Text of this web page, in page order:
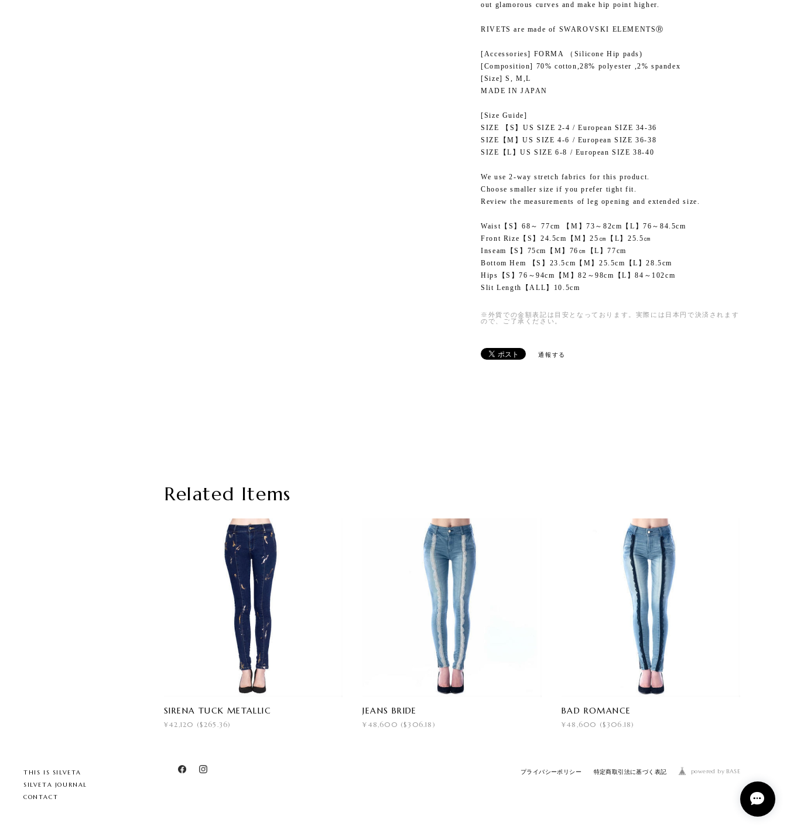
THIS IS SILVETA
SILVETA JOURNAL
CONTACT
out glamorous curves and make hip point higher.
RIVETS are made of SWAROVSKI ELEMENTSⓇ
[Accessories] FORMA （Silicone Hip pads)
[Composition] 70% cotton,28% polyester ,2% spandex
[Size] S, M,L
MADE IN JAPAN
[Size Guide]
SIZE 【S】US SIZE 2-4 / European SIZE 34-36
SIZE【M】US SIZE 4-6 / European SIZE 36-38
SIZE【L】US SIZE 6-8 / European SIZE 38-40
We use 2-way stretch fabrics for this product.
Choose smaller size if you prefer tight fit.
Review the measurements of leg opening and extended size.
Waist【S】68～ 77cm 【M】73～82cm【L】76～84.5cm
Front Rize【S】24.5cm【M】25㎝【L】25.5㎝
Inseam【S】75cm【M】76㎝【L】77cm
Bottom Hem 【S】23.5cm【M】25.5cm【L】28.5cm
Hips【S】76～94cm【M】82～98cm【L】84～102cm
Slit Length【ALL】10.5cm
※外貨での金額表記は目安となっております。実際には日本円で決済されます
ので、ご了承ください。
通報する
Related Items
SIRENA TUCK METALLIC
¥42,120 ($265.36)
JEANS BRIDE
¥48,600 ($306.18)
BAD ROMANCE
¥48,600 ($306.18)
プライバシーポリシー 特定商取引法に基づく表記 powered by BASE